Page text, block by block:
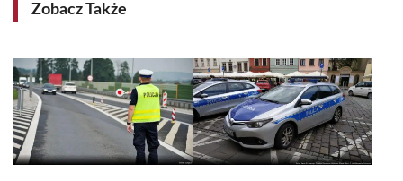
Zobacz Także